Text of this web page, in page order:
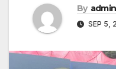
By admin
SEP 5,